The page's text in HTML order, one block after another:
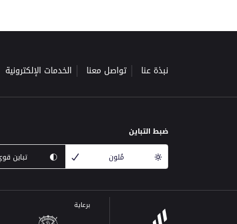
نبذة عنا تواصل معنا الخدمات الإلكترونية
ضبط التباين
مُلون
تباين
برعاية